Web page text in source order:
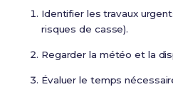
Identifier les travaux
risques de casse).
Regarder la météo et la
Évaluer le temps